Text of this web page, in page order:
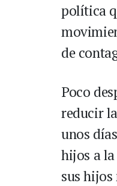
política
de
Poco
reducir
unos
hijos a
sus